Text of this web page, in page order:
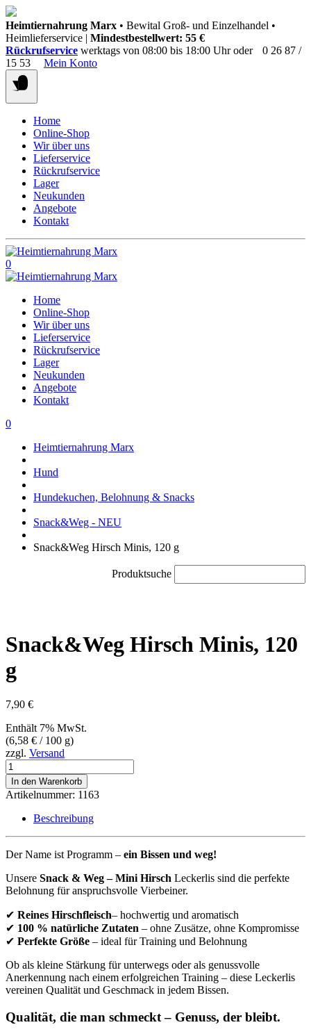
Springen
Sie
zum
Inhalt
Heimtiernahrung Marx • Bewital Groß- und Einzelhandel •
Heimlieferservice | Mindestbestellwert: 55 €
Rückrufservice werktags von 08:00 bis 18:00 Uhr oder
0 26 87 /
15 53
Mein Konto
Home
Online-Shop
Wir über uns
Lieferservice
Rückrufservice
Lager
Neukunden
Angebote
Kontakt
0
Home
Online-Shop
Wir über uns
Lieferservice
Rückrufservice
Lager
Neukunden
Angebote
Kontakt
0
Heimtiernahrung Marx
Hund
Hundekuchen, Belohnung & Snacks
Snack&Weg - NEU
Snack&Weg Hirsch Minis, 120 g
Produktsuche
Snack&Weg Hirsch Minis, 120
g
7,90 €
Enthält 7% MwSt.
(6,58 € / 100 g)
zzgl. Versand
Snack&Weg
Hirsch
Minis,
120
Menge
In den Warenkorb
Artikelnummer: 1163
Beschreibung
Der Name ist Programm – ein Bissen und weg!
Unsere Snack & Weg – Mini Hirsch Leckerlis sind die perfekte
Belohnung für anspruchsvolle Vierbeiner.
✔ Reines Hirschfleisch– hochwertig und aromatisch
✔ 100 % natürliche Zutaten – ohne Zusätze, ohne Kompromisse
✔ Perfekte Größe – ideal für Training und Belohnung
Ob als kleine Stärkung für unterwegs oder als genussvolle
Anerkennung nach einem erfolgreichen Training – diese Leckerlis
vereinen Qualität und Geschmack in jedem Bissen.
Qualität, die man schmeckt – Genuss, der bleibt.